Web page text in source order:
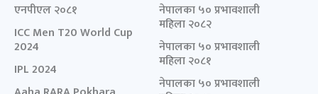
एनपीएल २०८१
ICC Men T20 World Cup
2024
IPL 2024
नेपालका ५० प्रभावशाली
महिला २०८२
नेपालका ५० प्रभावशाली
महिला २०८१
नेपालका ५० प्रभावशाली